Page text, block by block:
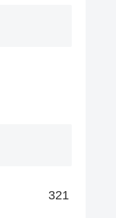
321